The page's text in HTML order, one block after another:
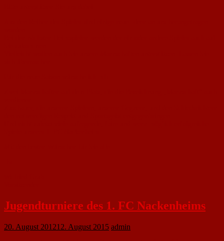
Jugendturniere des 1. FC Nackenheims
20. August 201212. August 2015 admin